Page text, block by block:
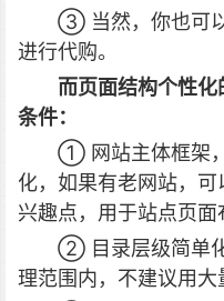
③ 当然，你也可以
进行代购。
而页面结构个性
条件：
① 网站主体框架
化，如果有老网站，
兴趣点，用于站点页面
② 目录层级简单
理范围内，不建议用大